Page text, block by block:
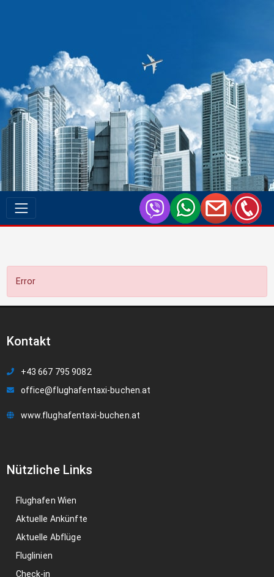
Error
Kontakt
+43 667 795 9082
office@flughafentaxi-buchen.at
www.flughafentaxi-buchen.at
Nützliche Links
Flughafen Wien
Aktuelle Ankünfte
Aktuelle Abflüge
Fluglinien
Check-in